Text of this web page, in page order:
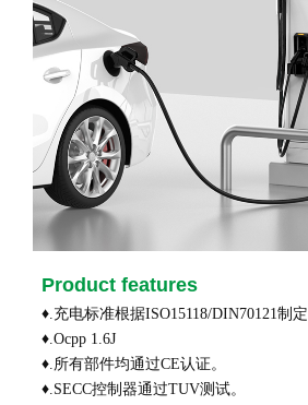
Product features
♦.充电标准根据ISO15118/DIN70121制定
♦.Ocpp 1.6J
♦.所有部件均通过CE认证。
♦.SECC控制器通过TUV测试。